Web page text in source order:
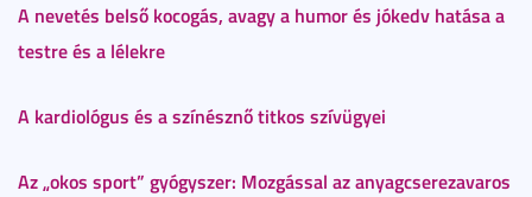
A nevetés belső kocogás, avagy a humor és jókedv hatása a
testre és a lélekre
A kardiológus és a színésznő titkos szívügyei
Az „okos sport” gyógyszer: Mozgással az anyagcserezavaros